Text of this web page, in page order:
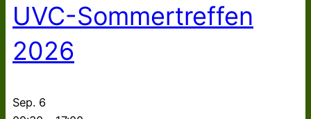
UVC-Sommertreffen
2026
Sep. 6